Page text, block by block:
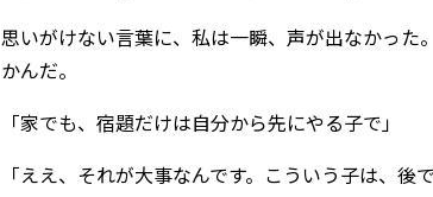
思いがけない言葉に、私は一瞬、声が出なかっ
かんだ。
「家でも、宿題だけは自分から先にやる子で」
「ええ、それが大事なんです。こういう子は、後